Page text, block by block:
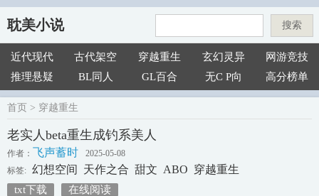
耽美小说 搜索
近代现代 古代架空 穿越重生 玄幻灵异
网游竞技
推理悬疑
BL同人 GL百合 无C P向 高分榜单
首页 > 穿越重生
老实人beta重生成钓系美人
作者： 飞声蓄时
2025-05-08
标签: 幻想空间 天作之合 甜文 ABO 穿越重生
txt下载 在线阅读